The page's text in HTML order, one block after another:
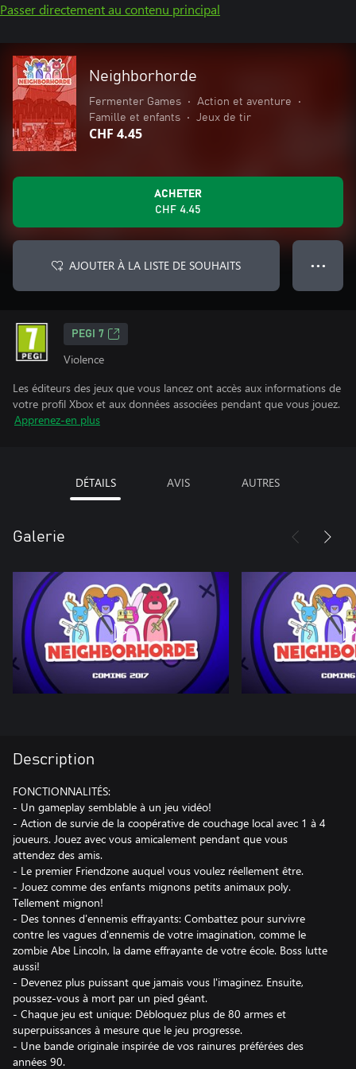
Passer directement au contenu principal
Neighborhorde
Fermenter Games • Action et aventure
•
Famille et enfants
• Jeux de tir
CHF 4.45
ACHETER
CHF 4.45
AJOUTER À LA LISTE DE SOUHAITS ● ● ●
PEGI 7
Violence
Les éditeurs des jeux que vous lancez ont accès aux informations de
votre profil Xbox et aux données associées pendant que vous jouez.
Apprenez-en plus
DÉTAILS AVIS AUTRES
Galerie
Description
FONCTIONNALITÉS:
- Un gameplay semblable à un jeu vidéo!
- Action de survie de la coopérative de couchage local avec 1 à 4
joueurs. Jouez avec vous amicalement pendant que vous
attendez des amis.
- Le premier Friendzone auquel vous voulez réellement être.
- Jouez comme des enfants mignons petits animaux poly.
Tellement mignon!
- Des tonnes d'ennemis effrayants: Combattez pour survivre
contre les vagues d'ennemis de votre imagination, comme le
zombie Abe Lincoln, la dame effrayante de votre école. Boss lutte
aussi!
- Devenez plus puissant que jamais vous l'imaginez. Ensuite,
poussez-vous à mort par un pied géant.
- Chaque jeu est unique: Débloquez plus de 80 armes et
superpuissances à mesure que le jeu progresse.
- Une bande originale inspirée de vos rainures préférées des
années 90.